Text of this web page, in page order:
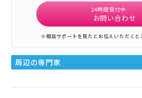
24時間受付中
お問い合わせ
※相談サポートを見たとお伝えいただくと
周辺の専門家